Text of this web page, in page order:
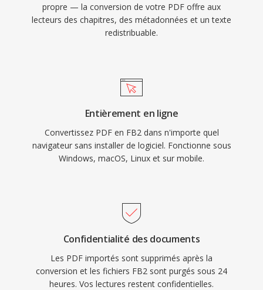
propre — la conversion de votre PDF offre aux
lecteurs des chapitres, des métadonnées et un texte
redistribuable.
Entièrement en ligne
Convertissez PDF en FB2 dans n'importe quel
navigateur sans installer de logiciel. Fonctionne sous
Windows, macOS, Linux et sur mobile.
Confidentialité des documents
Les PDF importés sont supprimés après la
conversion et les fichiers FB2 sont purgés sous 24
heures. Vos lectures restent confidentielles.